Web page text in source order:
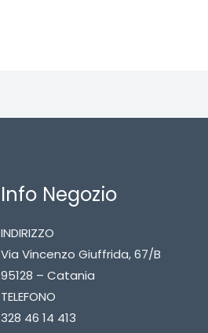
Info Negozio
INDIRIZZO
Via Vincenzo Giuffrida, 67/B
95128 – Catania
TELEFONO
328 46 14 413